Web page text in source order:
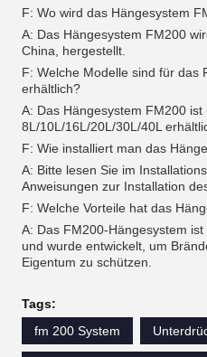
F: Wo wird das Hängesystem
A: Das Hängesystem FM200
China, hergestellt.
F: Welche Modelle sind für das
erhältlich?
A: Das Hängesystem FM200 ist
8L/10L/16L/20L/30L/40L
F: Wie installiert man das
A: Bitte lesen Sie im
Anweisungen zur Installation
F: Welche Vorteile hat das
A: Das FM200-Hängesystem
und wurde entwickelt, um
Eigentum zu schützen.
Tags:
fm 200 System